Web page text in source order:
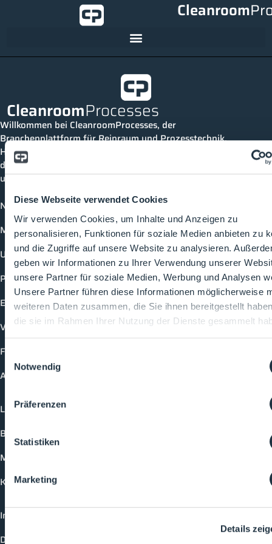
Diese Webseite verwendet Cookies
Wir verwenden Cookies, um Inhalte und Anzeigen zu
personalisieren, Funktionen für soziale Medien anbieten zu
und die Zugriffe auf unsere Website zu analysieren.
geben wir Informationen zu Ihrer Verwendung unserer
unsere Partner für soziale Medien, Werbung und Analysen
Unsere Partner führen diese Informationen möglicherweise
weiteren Daten zusammen, die Sie ihnen bereitgestellt
die sie im Rahmen Ihrer Nutzung der Dienste gesammelt
Einwilligungsauswahl
Notwendig
Präferenzen
Statistiken
Marketing
Details
Cleanroom
CleanroomProcesses
Willkommen bei CleanroomProcesses, der
Branchenplattform für Reinraum und Prozesstechnik.
Hier bleibst du immer auf dem neuesten Stand, kannst
dich mit anderen verknüpfen und alle relevanten Themen
und Events der Branche entdecken.
News
Mediathek
Unternehmen
Produkte
Events
Vorträge
Future-Faces
Academy
Login
Buchungsmöglichkeiten
Medienformate
Kontakt
Impressum
Datenschutzerklärung